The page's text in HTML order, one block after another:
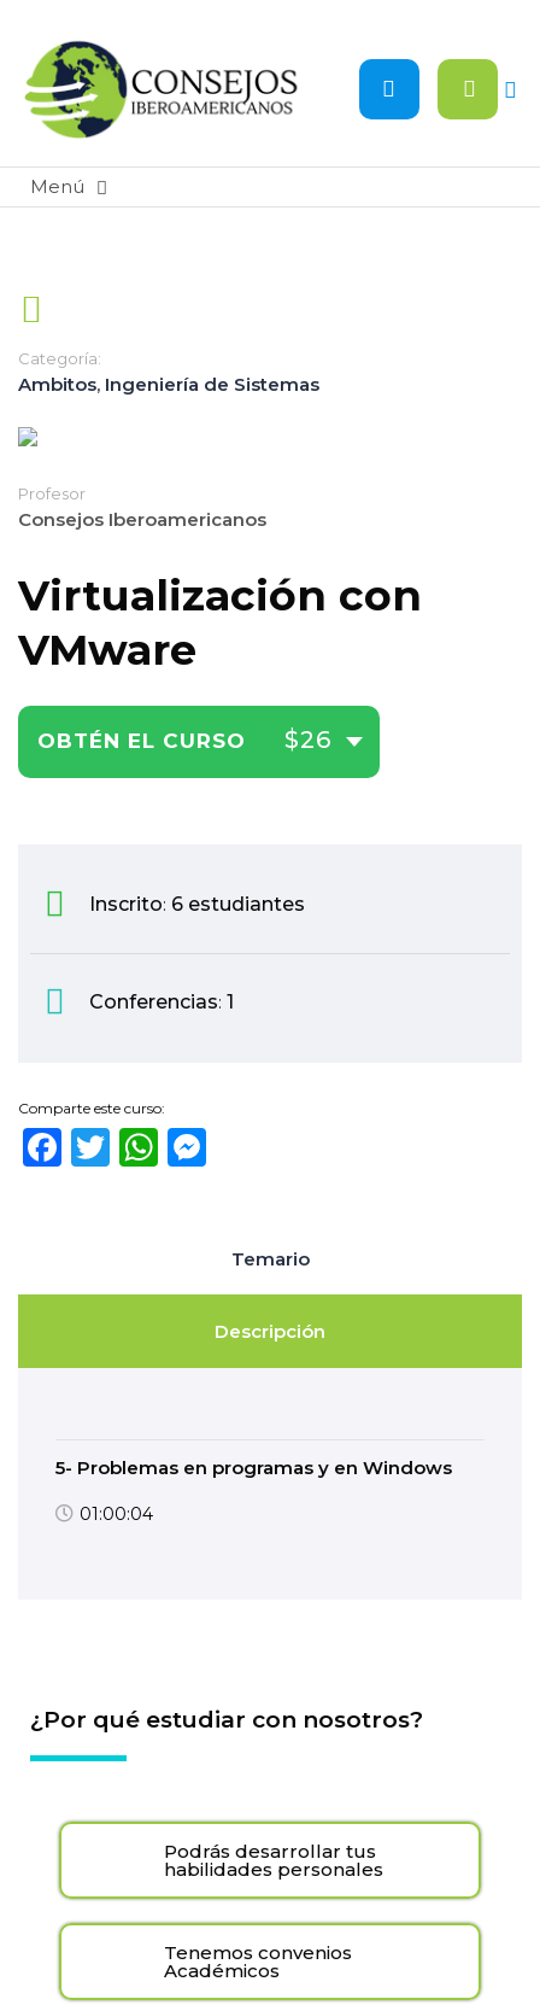
Categoría:
Ambitos, Ingeniería de Sistemas
Profesor
Consejos Iberoamericanos
Virtualización con
VMware
OBTÉN EL CURSO $26
Inscrito: 6 estudiantes
Conferencias: 1
Comparte este curso:
Facebook
Twitter
WhatsApp
Temario
Descripción
5- Problemas en programas y en Windows
01:00:04
¿Por qué estudiar con nosotros?
Podrás desarrollar tus
habilidades personales
Tenemos convenios
Académicos